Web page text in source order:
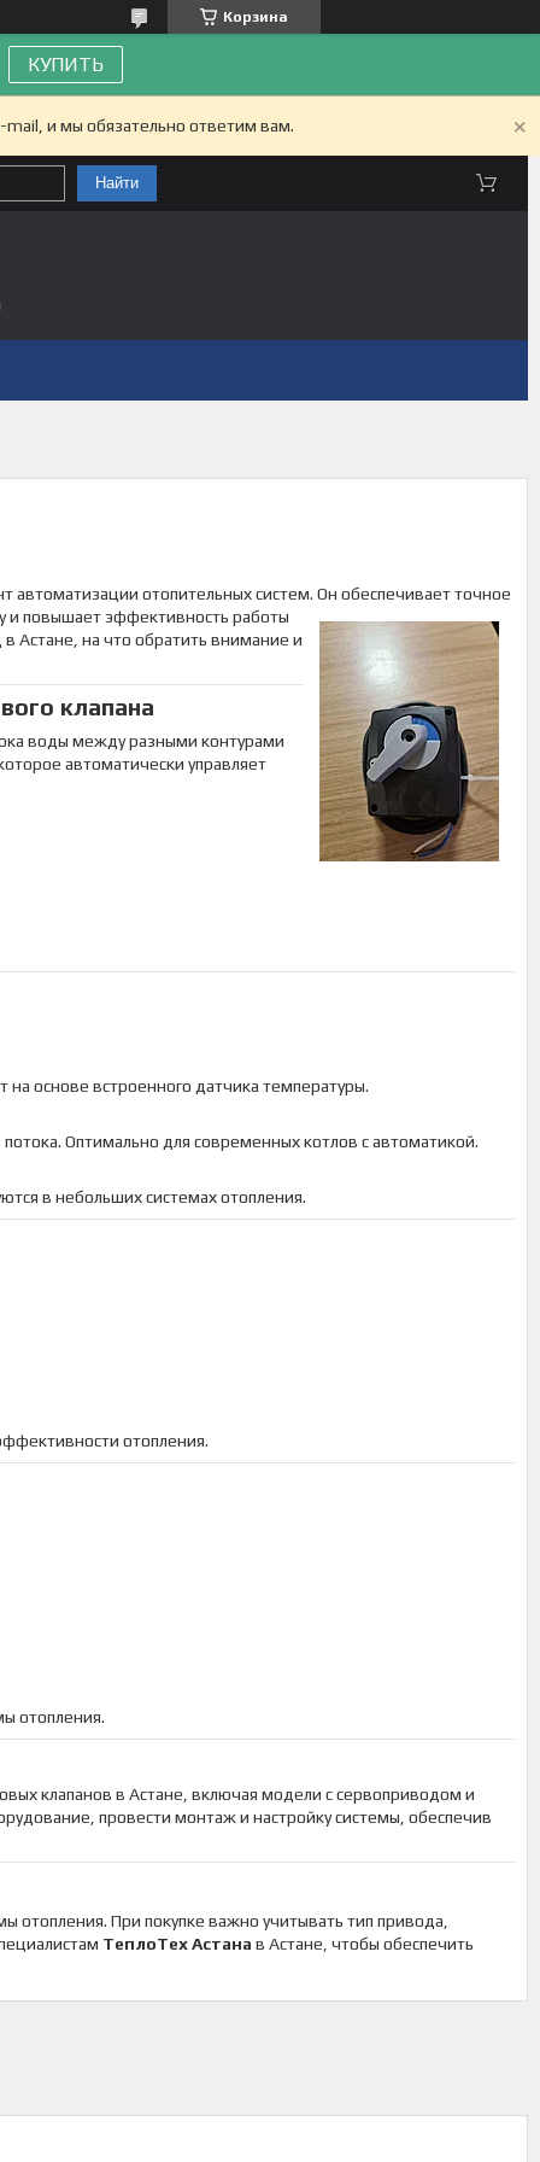
Корзина
КУПИТЬ
и мы обязательно ответим вам.
Найти
автоматизации отопительных систем. Он обеспечивает точное
и повышает эффективность работы
Астане, на что обратить внимание и
клапана
воды между разными контурами
автоматически управляет
на основе встроенного датчика температуры.
Оптимально для современных котлов с автоматикой.
в небольших системах отопления.
отопления.
отопления.
клапанов в Астане, включая модели с сервоприводом и
провести монтаж и настройку системы, обеспечив
отопления. При покупке важно учитывать тип привода,
ТеплоТех Астана в Астане, чтобы обеспечить